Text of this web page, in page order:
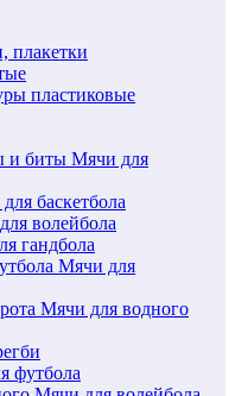
плакетки
пластиковые
Мячи для
баскетбола
волейбола
гандбола
Мячи для
Мячи для водного
футбола